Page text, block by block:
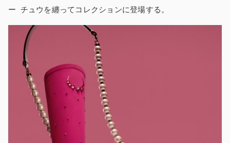
ー チュウを纏ってコレクションに登場する。